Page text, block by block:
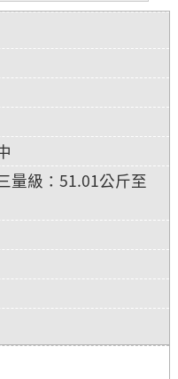
量級：51.01公斤至